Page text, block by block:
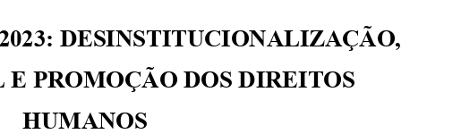
DESINSTITUCIONALIZAÇÃO,
E PROMOÇÃO DOS DIREITOS
HUMANOS